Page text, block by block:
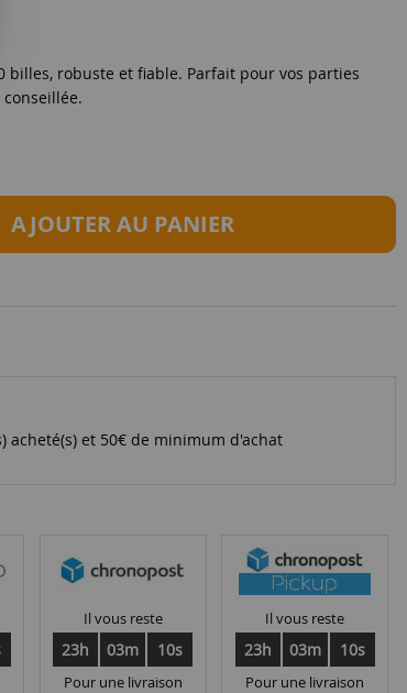
billes, robuste et fiable. Parfait pour vos parties
AJOUTER AU PANIER
et 50€ de minimum d'achat
Il vous reste
23h 03m 09s
Pour une livraison
Il vous reste
23h 03m 09s
Pour une livraison